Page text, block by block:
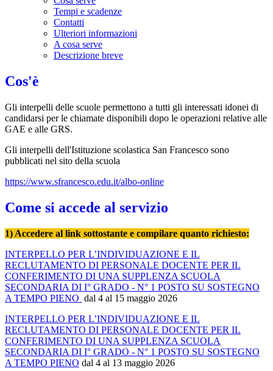
Tempi e scadenze
Contatti
Ulteriori informazioni
A cosa serve
Descrizione breve
Cos'è
Gli interpelli delle scuole permettono a tutti gli interessati idonei di
candidarsi per le chiamate disponibili dopo le operazioni relative alle
GAE e alle GRS.
Gli interpelli dell'Istituzione scolastica San Francesco sono
pubblicati nel sito della scuola
https://www.sfrancesco.edu.it/albo-online
Come si accede al servizio
1) Accedere al link sottostante e compilare quanto richiesto:
INTERPELLO PER L’INDIVIDUAZIONE E IL
RECLUTAMENTO DI PERSONALE DOCENTE PER IL
CONFERIMENTO DI UNA SUPPLENZA SCUOLA
SECONDARIA DI I° GRADO - N° 1 POSTO SU SOSTEGNO
A TEMPO PIENO dal 4 al 15 maggio 2026
INTERPELLO PER L’INDIVIDUAZIONE E IL
RECLUTAMENTO DI PERSONALE DOCENTE PER IL
CONFERIMENTO DI UNA SUPPLENZA SCUOLA
SECONDARIA DI I° GRADO - N° 1 POSTO SU SOSTEGNO
A TEMPO PIENO dal 4 al 13 maggio 2026